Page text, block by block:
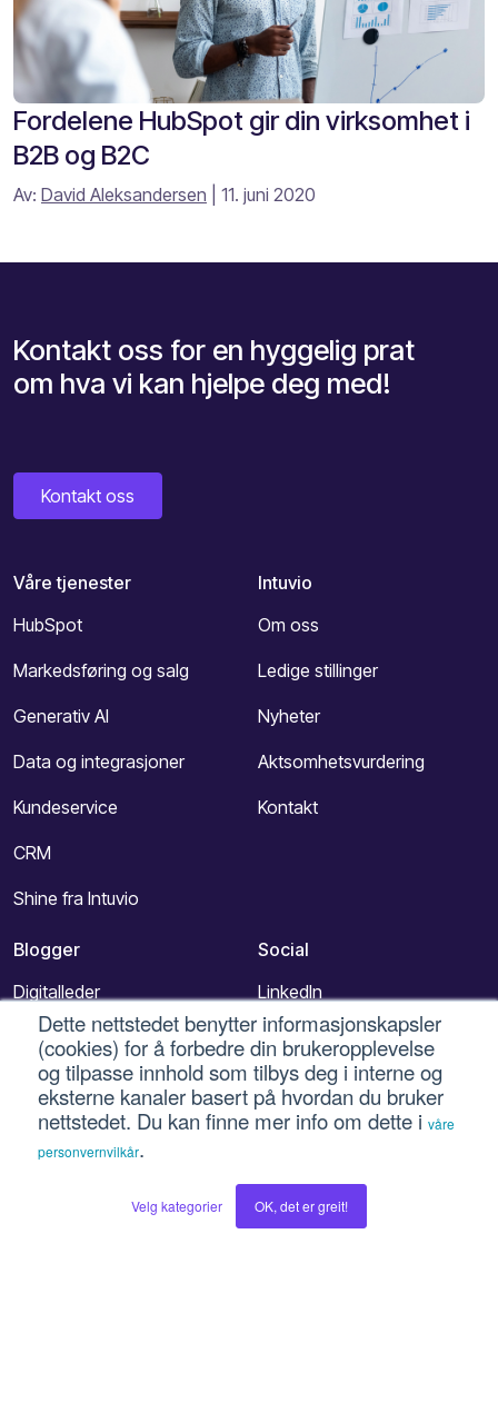
Dette nettstedet benytter informasjonskapsler
(cookies) for å forbedre din brukeropplevelse
og tilpasse innhold som tilbys deg i interne og
eksterne kanaler basert på hvordan du bruker
nettstedet. Du kan finne mer info om dette i våre
personvernvilkår.
Velg kategorier OK, det er greit!
Fordelene HubSpot gir din virksomhet i
B2B og B2C
Av: David Aleksandersen | 11. juni 2020
Kontakt oss for en hyggelig prat
om hva vi kan hjelpe deg med!
Kontakt oss
Våre tjenester
HubSpot
Markedsføring og salg
Generativ AI
Data og integrasjoner
Kundeservice
CRM
Shine fra Intuvio
Intuvio
Om oss
Ledige stillinger
Nyheter
Aktsomhetsvurdering
Kontakt
Blogger
Digitalleder
Inboundbloggen
Hubspotbloggen
Vekstoppskrifter
Social
LinkedIn
Instagram
Facebook
Youtube
© 2026 Intuvio AS